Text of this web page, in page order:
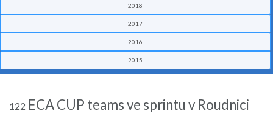
2018
2017
2016
2015
122 ECA CUP teams ve sprintu v Roudnici